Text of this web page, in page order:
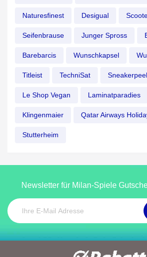
Naturesfinest Desigual
Seifenbrause Junger Spross
Barebarcis Wunschkapsel
Titleist TechniSat
Le Shop Vegan Laminatparadies
Klingenmaier Qatar Airways
Stutterheim
Newsletter für Milan-Spiele